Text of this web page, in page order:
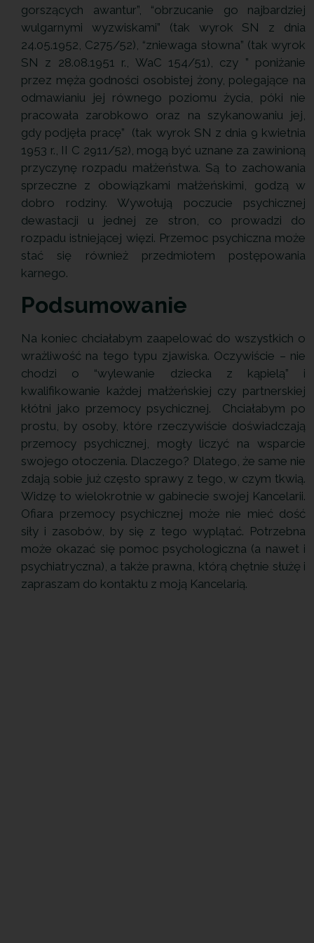
gorszących awantur”, “obrzucanie go najbardziej
wulgarnymi wyzwiskami” (tak wyrok SN z dnia
24.05.1952, C275/52), “zniewaga słowna” (tak wyrok
SN z 28.08.1951 r., WaC 154/51), czy ” poniżanie
przez męża godności osobistej żony, polegające na
odmawianiu jej równego poziomu życia, póki nie
pracowała zarobkowo oraz na szykanowaniu jej,
gdy podjęła pracę” (tak wyrok SN z dnia 9 kwietnia
1953 r., II C 2911/52), mogą być uznane za zawinioną
przyczynę rozpadu małżeństwa. Są to zachowania
sprzeczne z obowiązkami małżeńskimi, godzą w
dobro rodziny. Wywołują poczucie psychicznej
dewastacji u jednej ze stron, co prowadzi do
rozpadu istniejącej więzi. Przemoc psychiczna może
stać się również przedmiotem postępowania
karnego.
Podsumowanie
Na koniec chciałabym zaapelować do wszystkich o
wrażliwość na tego typu zjawiska. Oczywiście – nie
chodzi o “wylewanie dziecka z kąpielą” i
kwalifikowanie każdej małżeńskiej czy partnerskiej
kłótni jako przemocy psychicznej. Chciałabym po
prostu, by osoby, które rzeczywiście doświadczają
przemocy psychicznej, mogły liczyć na wsparcie
swojego otoczenia. Dlaczego? Dlatego, że same nie
zdają sobie już często sprawy z tego, w czym tkwią.
Widzę to wielokrotnie w gabinecie swojej Kancelarii.
Ofiara przemocy psychicznej może nie mieć dość
siły i zasobów, by się z tego wyplątać. Potrzebna
może okazać się pomoc psychologiczna (a nawet i
psychiatryczna), a także prawna, którą chętnie służę i
zapraszam do kontaktu z moją Kancelarią.